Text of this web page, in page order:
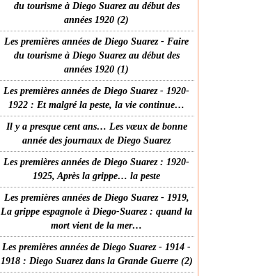
du tourisme à Diego Suarez au début des
années 1920 (2)
Les premières années de Diego Suarez - Faire
du tourisme à Diego Suarez au début des
années 1920 (1)
Les premières années de Diego Suarez - 1920-
1922 : Et malgré la peste, la vie continue…
Il y a presque cent ans… Les vœux de bonne
année des journaux de Diego Suarez
Les premières années de Diego Suarez : 1920-
1925, Après la grippe… la peste
Les premières années de Diego Suarez - 1919,
La grippe espagnole à Diego-Suarez : quand la
mort vient de la mer…
Les premières années de Diego Suarez - 1914 -
1918 : Diego Suarez dans la Grande Guerre (2)